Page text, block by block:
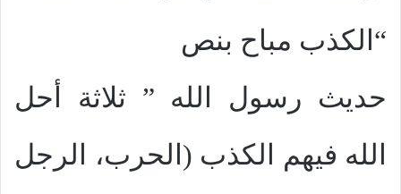
“الكذب مباح بنص
حديث رسول الله ” ثلاثة أحل
الله فيهم الكذب (الحرب، الرجل